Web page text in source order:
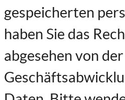
gespeicherten
haben Sie das
abgesehen von